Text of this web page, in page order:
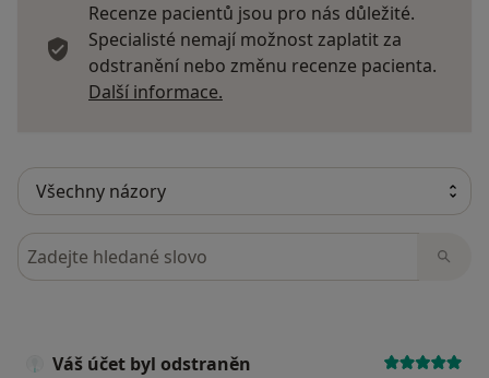
Recenze pacientů jsou pro nás důležité.
Specialisté nemají možnost zaplatit za
odstranění nebo změnu recenze pacienta.
Další informace.
Hledejte v názorech
Váš účet byl odstraněn